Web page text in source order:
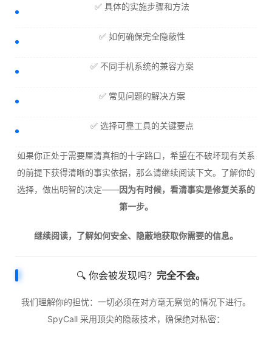
✅ 具体的实施步骤和方法
✅ 如何确保完全隐蔽性
✅ 不同手机系统的兼容方案
✅ 常见问题的解决方案
✅ 选择可靠工具的关键要点
如果你正处于需要厘清真相的十字路口，希望在不破坏现有关系
的前提下获得清晰的事实依据，那么请继续阅读下文。了解你的
选择，做出明智的决定——因为有时候，看清事实是修复关系的
第一步。
继续阅读，了解如何安全、隐蔽地获取你需要的信息。
🔍 你会被发现吗？ 完全不会。
我们理解你的担忧：一切必须在对方毫无察觉的情况下进行。
SpyCall 采用顶尖的隐蔽技术，确保绝对私密：